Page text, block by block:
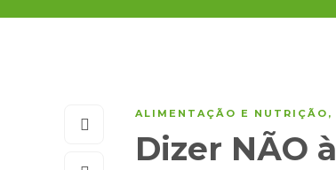
ALIMENTAÇÃO E NUTRIÇÃO ,
Dizer NÃO